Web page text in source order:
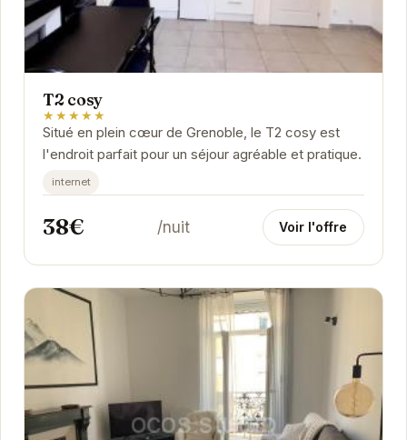
T2 cosy
★★★★★
Situé en plein cœur de Grenoble, le T2 cosy est
l'endroit parfait pour un séjour agréable et pratique.
internet
38€ /nuit Voir l'offre